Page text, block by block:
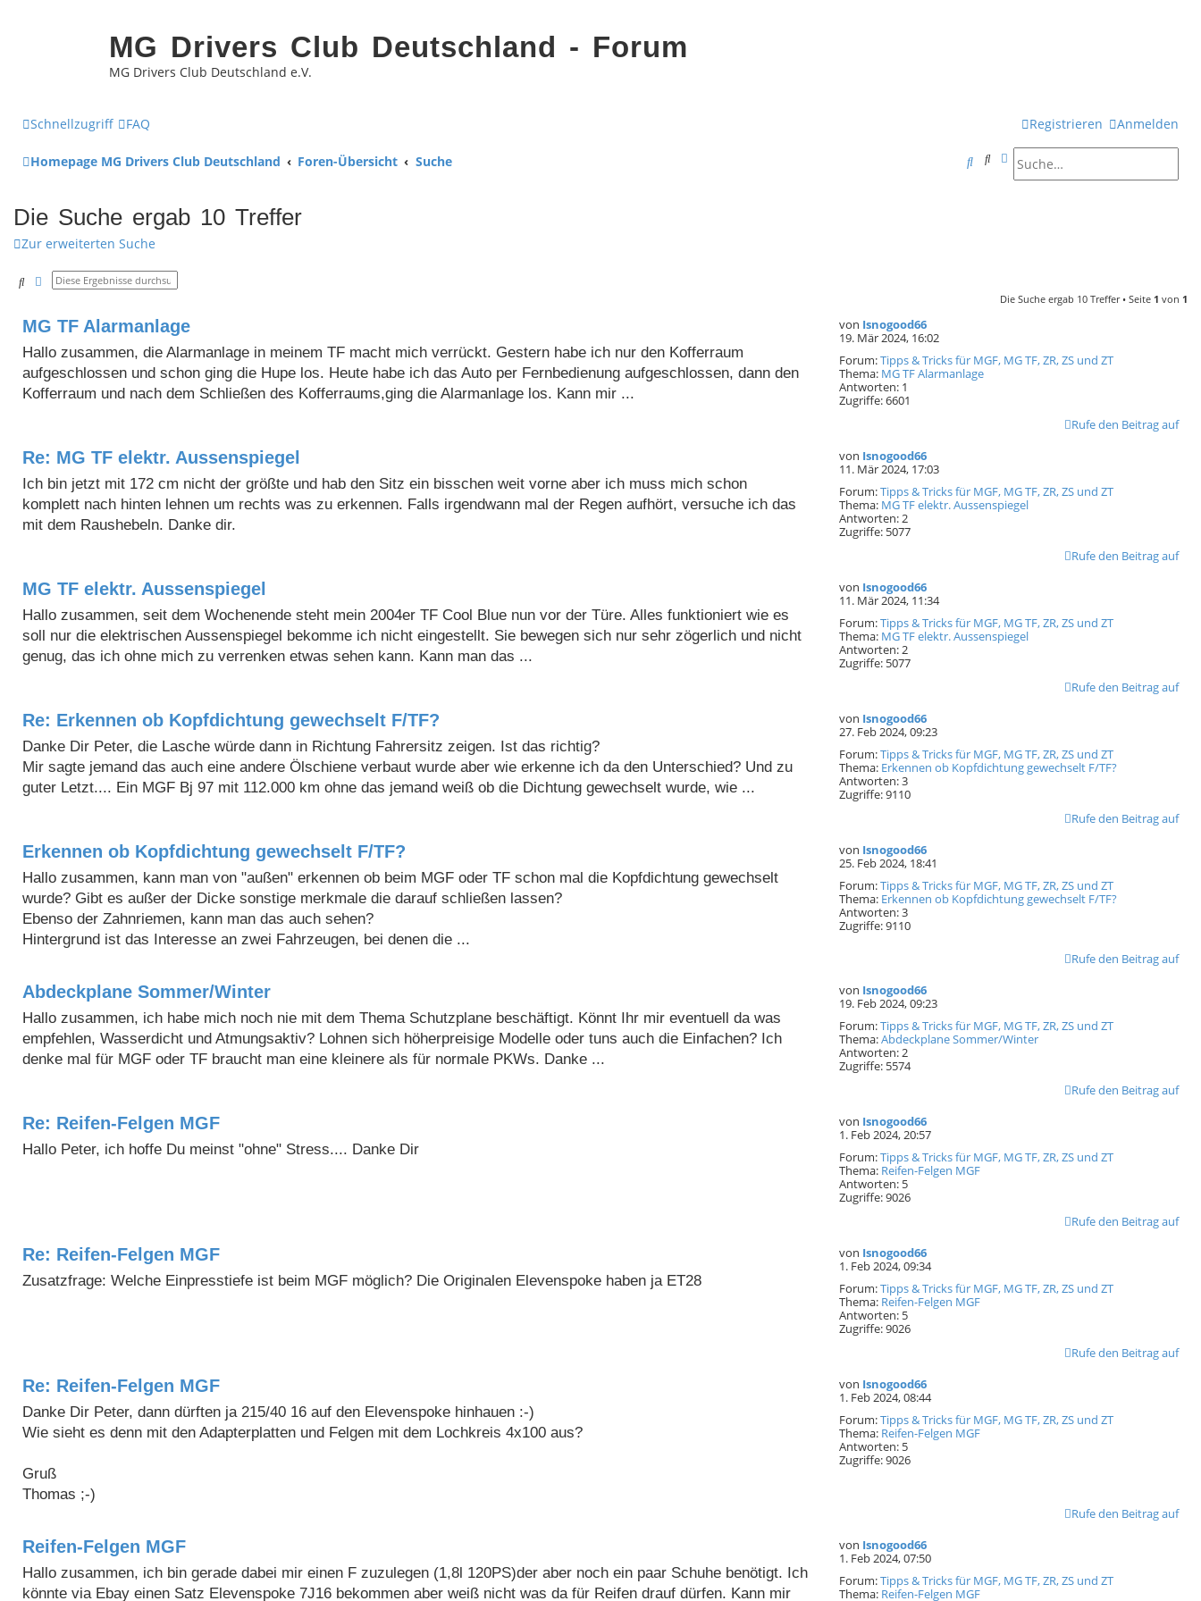
MG Drivers Club Deutschland - Forum
MG Drivers Club Deutschland e.V.
Schnellzugriff FAQ Anmelden
Registrieren
Homepage MG Drivers Club Deutschland Foren-Übersicht Suche SucheErweiterte Suche
S
Die Suche ergab 10 Treffer
Zur erweiterten Suche
SucheErweiterte Suche
Die Suche ergab 10 Treffer • Seite 1 von 1
von Isnogood66
19. Mär 2024, 16:02
Forum:Tipps & Tricks für MGF, MG TF, ZR, ZS und ZT
Thema: MG TF Alarmanlage
Antworten: 1
Zugriffe:6601
MG TF Alarmanlage
Hallo zusammen, die Alarmanlage in meinem TF macht mich verrückt. Gestern habe ich nur den Kofferraum
aufgeschlossen und schon ging die Hupe los. Heute habe ich das Auto per Fernbedienung aufgeschlossen, dann den
Kofferraum und nach dem Schließen des Kofferraums,ging die Alarmanlage los. Kann mir ...
Rufe den Beitrag auf
von Isnogood66
11. Mär 2024, 17:03
Forum:Tipps & Tricks für MGF, MG TF, ZR, ZS und ZT
Thema: MG TF elektr. Aussenspiegel
Antworten:2
Zugriffe: 5077
Re: MG TF elektr. Aussenspiegel
Ich bin jetzt mit 172 cm nicht der größte und hab den Sitz ein bisschen weit vorne aber ich muss mich schon
komplett nach hinten lehnen um rechts was zu erkennen. Falls irgendwann mal der Regen aufhört, versuche ich das
mit dem Raushebeln. Danke dir.
Rufe den Beitrag auf
von Isnogood66
11. Mär 2024, 11:34
Forum:Tipps & Tricks für MGF, MG TF, ZR, ZS und ZT
Thema: MG TF elektr. Aussenspiegel
Antworten:2
Zugriffe: 5077
MG TF elektr. Aussenspiegel
Hallo zusammen, seit dem Wochenende steht mein 2004er TF Cool Blue nun vor der Türe. Alles funktioniert wie es
soll nur die elektrischen Aussenspiegel bekomme ich nicht eingestellt. Sie bewegen sich nur sehr zögerlich und nicht
genug, das ich ohne mich zu verrenken etwas sehen kann. Kann man das ...
Rufe den Beitrag auf
von Isnogood66
27. Feb 2024, 09:23
Forum:Tipps & Tricks für MGF, MG TF, ZR, ZS und ZT
Thema: Erkennen ob Kopfdichtung gewechselt F/TF?
Antworten:3
Zugriffe:9110
Re: Erkennen ob Kopfdichtung gewechselt F/TF?
Danke Dir Peter, die Lasche würde dann in Richtung Fahrersitz zeigen. Ist das richtig?
Mir sagte jemand das auch eine andere Ölschiene verbaut wurde aber wie erkenne ich da den Unterschied? Und zu
guter Letzt.... Ein MGF Bj 97 mit 112.000 km ohne das jemand weiß ob die Dichtung gewechselt wurde, wie ...
Rufe den Beitrag auf
von Isnogood66
25. Feb 2024, 18:41
Forum:Tipps & Tricks für MGF, MG TF, ZR, ZS und ZT
Thema: Erkennen ob Kopfdichtung gewechselt F/TF?
Antworten:3
Zugriffe:9110
Erkennen ob Kopfdichtung gewechselt F/TF?
Hallo zusammen, kann man von "außen" erkennen ob beim MGF oder TF schon mal die Kopfdichtung gewechselt
wurde? Gibt es außer der Dicke sonstige merkmale die darauf schließen lassen?
Ebenso der Zahnriemen, kann man das auch sehen?
Hintergrund ist das Interesse an zwei Fahrzeugen, bei denen die ...
Rufe den Beitrag auf
von Isnogood66
19. Feb 2024, 09:23
Forum:Tipps & Tricks für MGF, MG TF, ZR, ZS und ZT
Thema:Abdeckplane Sommer/Winter
Antworten:2
Zugriffe: 5574
Abdeckplane Sommer/Winter
Hallo zusammen, ich habe mich noch nie mit dem Thema Schutzplane beschäftigt. Könnt Ihr mir eventuell da was
empfehlen, Wasserdicht und Atmungsaktiv? Lohnen sich höherpreisige Modelle oder tuns auch die Einfachen? Ich
denke mal für MGF oder TF braucht man eine kleinere als für normale PKWs. Danke ...
Rufe den Beitrag auf
von Isnogood66
1. Feb 2024, 20:57
Forum:Tipps & Tricks für MGF, MG TF, ZR, ZS und ZT
Thema: Reifen-Felgen MGF
Antworten: 5
Zugriffe:9026
Re: Reifen-Felgen MGF
Hallo Peter, ich hoffe Du meinst "ohne" Stress.... Danke Dir
Rufe den Beitrag auf
von Isnogood66
1. Feb 2024, 09:34
Forum:Tipps & Tricks für MGF, MG TF, ZR, ZS und ZT
Thema: Reifen-Felgen MGF
Antworten: 5
Zugriffe:9026
Re: Reifen-Felgen MGF
Zusatzfrage: Welche Einpresstiefe ist beim MGF möglich? Die Originalen Elevenspoke haben ja ET28
Rufe den Beitrag auf
von Isnogood66
1. Feb 2024, 08:44
Forum:Tipps & Tricks für MGF, MG TF, ZR, ZS und ZT
Thema: Reifen-Felgen MGF
Antworten: 5
Zugriffe:9026
Re: Reifen-Felgen MGF
Danke Dir Peter, dann dürften ja 215/40 16 auf den Elevenspoke hinhauen :-)
Wie sieht es denn mit den Adapterplatten und Felgen mit dem Lochkreis 4x100 aus?
Gruß
Thomas ;-)
Rufe den Beitrag auf
von Isnogood66
1. Feb 2024, 07:50
Forum:Tipps & Tricks für MGF, MG TF, ZR, ZS und ZT
Thema: Reifen-Felgen MGF
Reifen-Felgen MGF
Hallo zusammen, ich bin gerade dabei mir einen F zuzulegen (1,8l 120PS)der aber noch ein paar Schuhe benötigt. Ich
könnte via Ebay einen Satz Elevenspoke 7J16 bekommen aber weiß nicht was da für Reifen drauf dürfen. Kann mir